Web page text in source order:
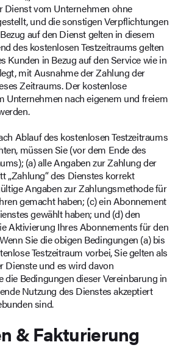
Dienst vom Unternehmen ohne
und die sonstigen Verpflichtungen
auf den Dienst gelten in diesem
des kostenlosen Testzeitraums gelten
Kunden in Bezug auf den Service wie in
mit Ausnahme der Zahlung der
Zeitraums. Der kostenlose
Unternehmen nach eigenem und freiem
Ablauf des kostenlosen Testzeitraums
müssen Sie (vor dem Ende des
(a) alle Angaben zur Zahlung der
„Zahlung“ des Dienstes korrekt
Angaben zur Zahlungsmethode für
gemacht haben; (c) ein Abonnement
gewählt haben; und (d) den
Aktivierung Ihres Abonnements für den
Sie die obigen Bedingungen (a) bis
Testzeitraum vorbei, Sie gelten als
Dienste und es wird davon
die Bedingungen dieser Vereinbarung in
Nutzung des Dienstes akzeptiert
sind.
& Fakturierung